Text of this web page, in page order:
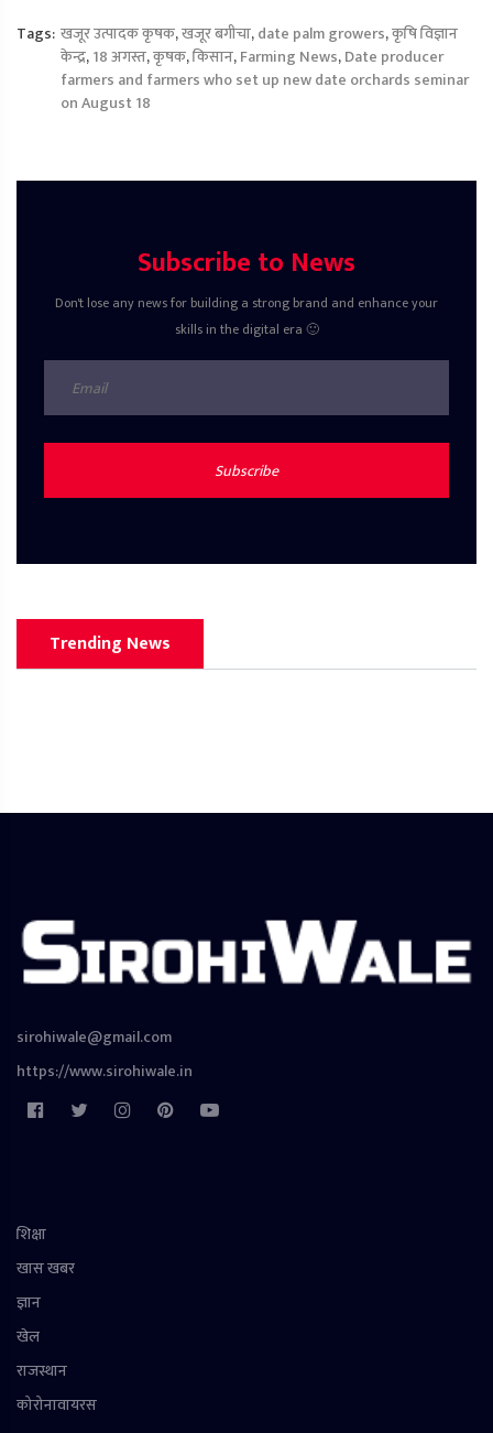
Tags: खजूर उत्पादक कृषक,खजूर बगीचा,date palm growers,कृषि विज्ञान
केन्द्र,18 अगस्त,कृषक,किसान,Farming News,Date producer
farmers and farmers who set up new date orchards seminar
on August 18
Subscribe to News
Don't lose any news for building a strong brand and enhance your
skills in the digital era 🙂
Subscribe
Trending News
sirohiwale@gmail.com
https://www.sirohiwale.in
शिक्षा
खास खबर
ज्ञान
खेल
राजस्थान
कोरोनावायरस